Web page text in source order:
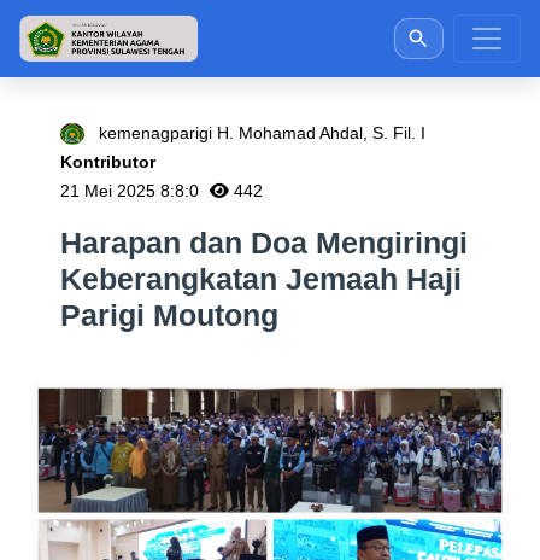
kemenagparigi H. Mohamad Ahdal, S. Fil. I
Kontributor
21 Mei 2025 8:8:0
442
Harapan dan Doa Mengiringi
Keberangkatan Jemaah Haji
Parigi Moutong